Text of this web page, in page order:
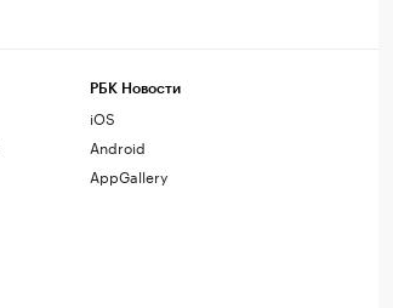
РБК Новости
iOS
Android
AppGallery